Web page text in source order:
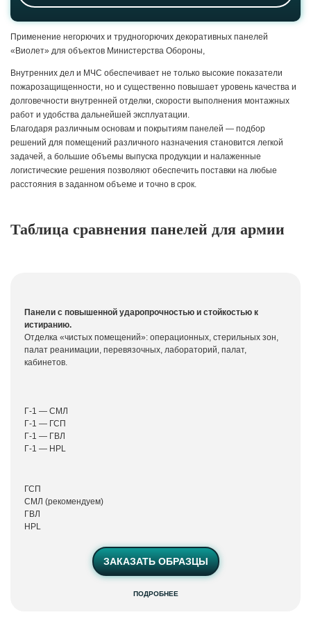
Применение негорючих и трудногорючих декоративных панелей
«Виолет» для объектов Министерства Обороны,
Внутренних дел и МЧС обеспечивает не только высокие показатели
пожарозащищенности, но и существенно повышает уровень качества и
долговечности внутренней отделки, скорости выполнения монтажных
работ и удобства дальнейшей эксплуатации.
Благодаря различным основам и покрытиям панелей — подбор
решений для помещений различного назначения становится легкой
задачей, а большие объемы выпуска продукции и налаженные
логистические решения позволяют обеспечить поставки на любые
расстояния в заданном объеме и точно в срок.
Таблица сравнения панелей для армии
Панели с повышенной ударопрочностью и стойкостью к
истиранию.
Отделка «чистых помещений»: операционных, стерильных зон,
палат реанимации, перевязочных, лабораторий, палат,
кабинетов.
Г-1 — СМЛ
Г-1 — ГСП
Г-1 — ГВЛ
Г-1 — HPL
ГСП
СМЛ (рекомендуем)
ГВЛ
HPL
ЗАКАЗАТЬ ОБРАЗЦЫ
ПОДРОБНЕЕ